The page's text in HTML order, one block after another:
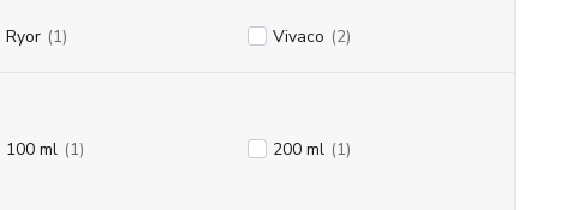
Ryor (1) Vivaco (2)
100 ml (1) 200 ml (1)